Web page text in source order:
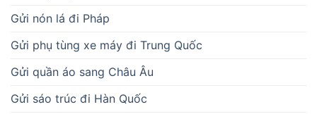
Gửi nón lá đi Pháp
Gửi phụ tùng xe máy đi Trung Quốc
Gửi quần áo sang Châu Âu
Gửi sáo trúc đi Hàn Quốc